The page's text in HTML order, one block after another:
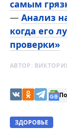
самым
— Анализ
когда его
проверки»
АВТОР:
ЗДОРОВЬЕ